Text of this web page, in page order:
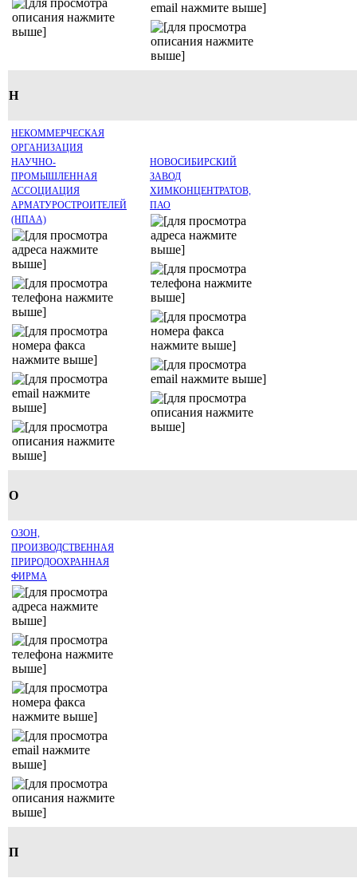
Н
НЕКОММЕРЧЕСКАЯ
ОРГАНИЗАЦИЯ
НАУЧНО-
ПРОМЫШЛЕННАЯ
АССОЦИАЦИЯ
АРМАТУРОСТРОИТЕЛЕЙ
(НПАА)
НОВОСИБИРСКИЙ
ЗАВОД
ХИМКОНЦЕНТРАТОВ,
ПАО
О
ОЗОН,
ПРОИЗВОДСТВЕННАЯ
ПРИРОДООХРАННАЯ
ФИРМА
П